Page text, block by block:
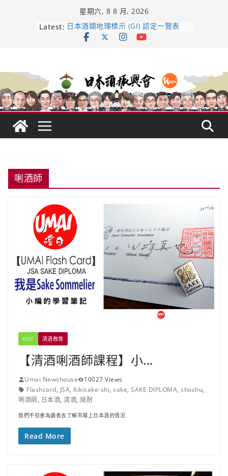
星期六, 8 8 月, 2026
Latest: 日本酒類地理標示 (GI) 認定一覽表
UMAI SAKE MC題庫（2026年版
市場！梅乃宿上市背後的密碼
龜之井酒造：口說上手 – 山形純米大
吟釀的堅持與傳承 ～ くどき上手
唎酒師
HOT 清酒教育
【清酒唎酒師課程】小...
Umai Newshouse
10027 Views
Flashcard, JSA, Kikisake-shi, sake, SAKE DIPLOMA, shochu,
唎酒師, 日本酒, 清酒, 燒酎
我們不但會為讀者去了解市場上日本酒的情況
Read More